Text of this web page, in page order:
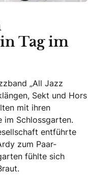
Tag im
„All Jazz
Sekt und Hors
mit ihren
im Schlossgarten.
entführte
zum Paar-
fühlte sich